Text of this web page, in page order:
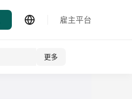
雇主平台
更多